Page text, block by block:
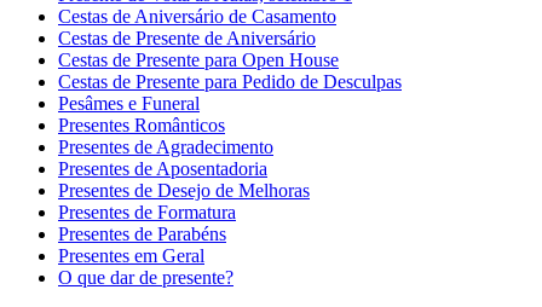
Cestas de Aniversário de Casamento
Cestas de Presente de Aniversário
Cestas de Presente para Open House
Cestas de Presente para Pedido de Desculpas
Pesâmes e Funeral
Presentes Românticos
Presentes de Agradecimento
Presentes de Aposentadoria
Presentes de Desejo de Melhoras
Presentes de Formatura
Presentes de Parabéns
Presentes em Geral
O que dar de presente?